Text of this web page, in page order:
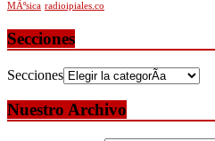
MÃºsica radioipiales.co
Secciones
Secciones
Nuestro Archivo